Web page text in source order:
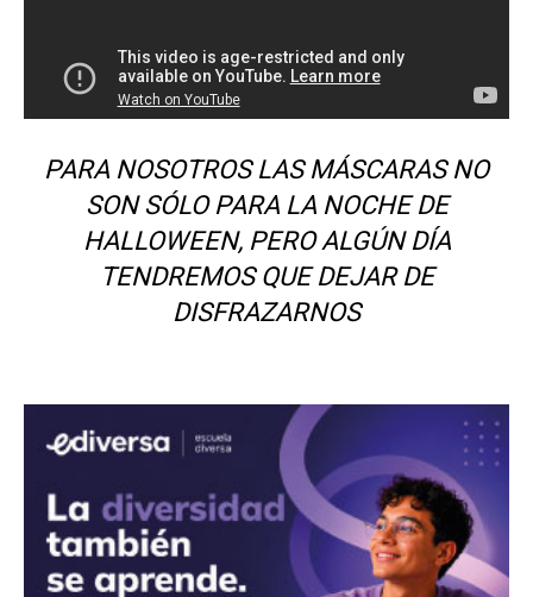
PARA NOSOTROS LAS MÁSCARAS NO
SON SÓLO PARA LA NOCHE DE
HALLOWEEN, PERO ALGÚN DÍA
TENDREMOS QUE DEJAR DE
DISFRAZARNOS